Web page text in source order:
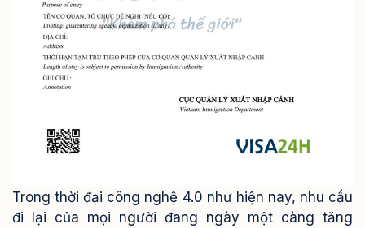
Trong thời đại công nghệ 4.0 như hiện nay, nhu cầu
đi lại của mọi người đang ngày một càng tăng